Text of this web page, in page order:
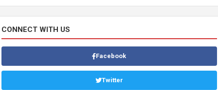
CONNECT WITH US
Facebook
Twitter